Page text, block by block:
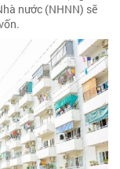
nước (NHNN) sẽ